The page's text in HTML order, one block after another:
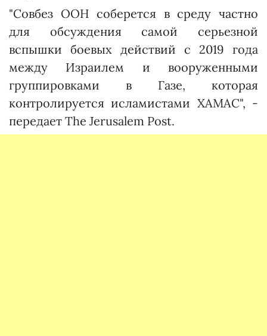
"Совбез ООН соберется в среду частно
для обсуждения самой серьезной
вспышки боевых действий с 2019 года
между Израилем и вооруженными
группировками в Газе, которая
контролируется исламистами ХАМАС", -
передает The Jerusalem Post.